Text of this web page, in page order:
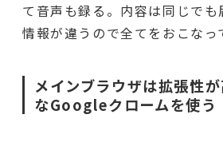
て音声も録る。内容は同じで
情報が違うので全てをおこなっ
メインブラウザは拡張性
なGoogleクロームを使う